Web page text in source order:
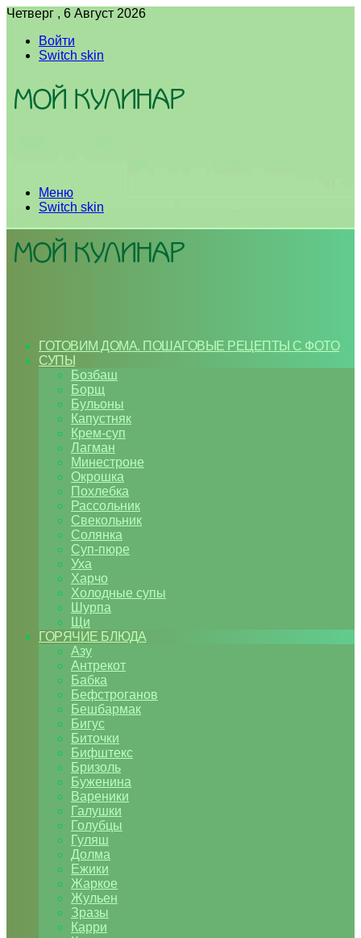
Четверг , 6 Август 2026
Войти
Switch skin
Меню
Switch skin
ГОТОВИМ ДОМА. ПОШАГОВЫЕ РЕЦЕПТЫ С ФОТО
СУПЫ
Бозбаш
Борщ
Бульоны
Капустняк
Крем-суп
Лагман
Минестроне
Окрошка
Похлебка
Рассольник
Свекольник
Солянка
Суп-пюре
Уха
Харчо
Холодные супы
Шурпа
Щи
ГОРЯЧИЕ БЛЮДА
Азу
Антрекот
Бабка
Бефстроганов
Бешбармак
Бигус
Биточки
Бифштекс
Бризоль
Буженина
Вареники
Галушки
Голубцы
Гуляш
Долма
Ежики
Жаркое
Жульен
Зразы
Карри